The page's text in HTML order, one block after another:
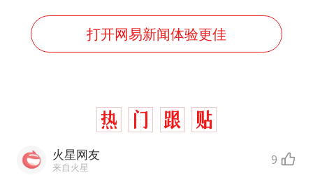
打开网易新闻体验更佳
火星网友
来自火星 9